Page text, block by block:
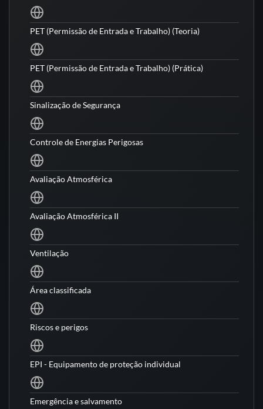
PET (Permissão de Entrada e Trabalho) (Teoria)
PET (Permissão de Entrada e Trabalho) (Prática)
Sinalização de Segurança
Controle de Energias Perigosas
Avaliação Atmosférica
Avaliação Atmosférica II
Ventilação
Área classificada
Riscos e perigos
EPI - Equipamento de proteção individual
Emergência e salvamento